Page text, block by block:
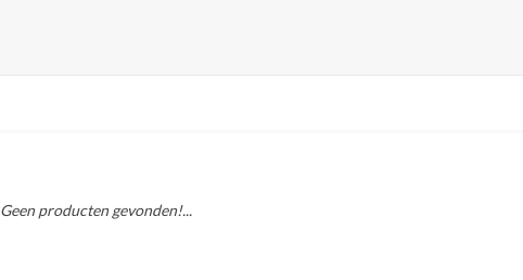
Geen producten gevonden!...